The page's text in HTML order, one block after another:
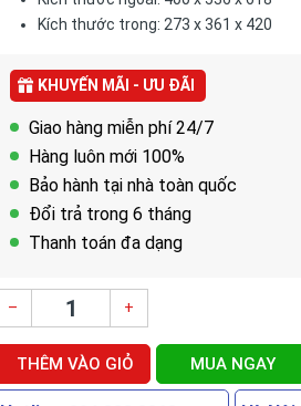
Kích thước trong: 273 x 361 x 420
KHUYẾN MÃI - ƯU ĐÃI
Giao hàng miễn phí 24/7
Hàng luôn mới 100%
Bảo hành tại nhà toàn quốc
Đổi trả trong 6 tháng
Thanh toán đa dạng
– +
THÊM VÀO GIỎ MUA NGAY